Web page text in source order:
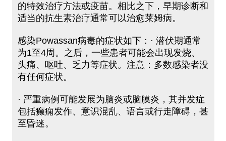
的特效治疗方法或疫苗。相比之下，早期诊断和
适当的抗生素治疗通常可以治愈莱姆病。
感染Powassan病毒的症状如下：· 潜伏期通常
为1至4周。之后，一些患者可能会出现发烧、
头痛、呕吐、乏力等症状。注意：多数感染者没
有任何症状。
· 严重病例可能发展为脑炎或脑膜炎，其并发症
包括癫痫发作、意识混乱、语言或行走障碍，甚
至昏迷。